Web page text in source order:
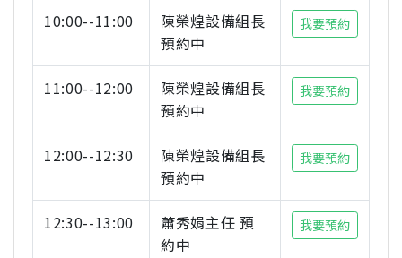
10:00--11:00
陳榮煌設備組長
預約中
我要預約
11:00--12:00
陳榮煌設備組長
預約中
我要預約
12:00--12:30
陳榮煌設備組長
預約中
我要預約
12:30--13:00
蕭秀娟主任 預
約中
我要預約